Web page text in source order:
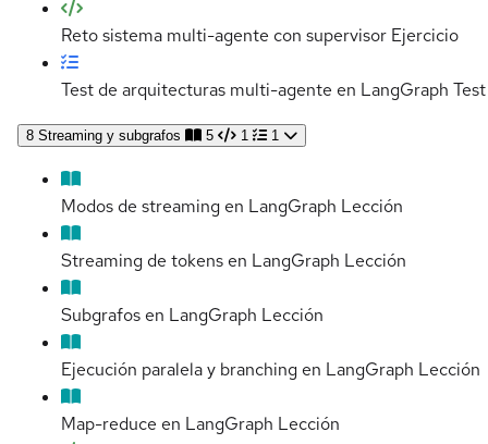
Reto sistema multi-agente con supervisor Ejercicio
Test de arquitecturas multi-agente en LangGraph Test
8 Streaming y subgrafos 5 1 1
Modos de streaming en LangGraph Lección
Streaming de tokens en LangGraph Lección
Subgrafos en LangGraph Lección
Ejecución paralela y branching en LangGraph Lección
Map-reduce en LangGraph Lección